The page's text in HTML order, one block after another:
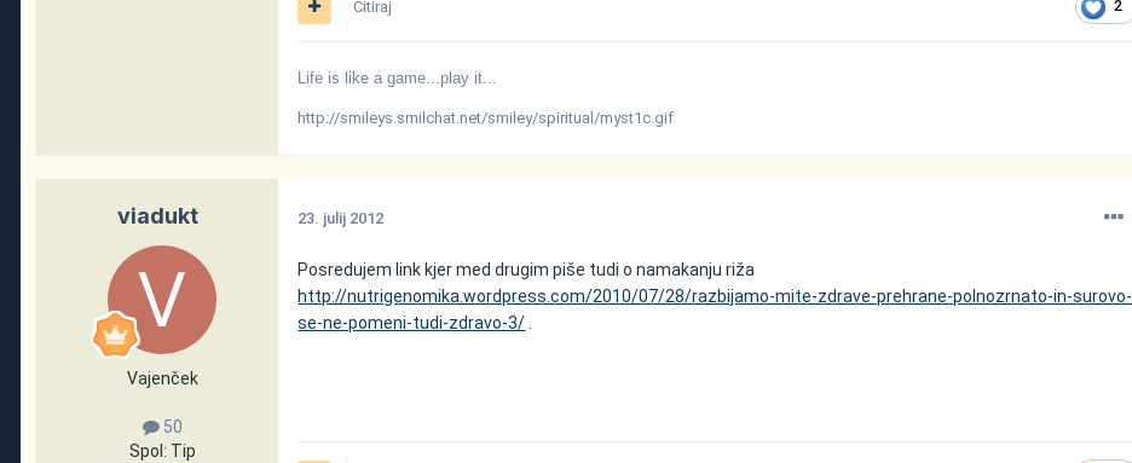
2
Citiraj
Life is like a game...play it...
http://smileys.smilchat.net/smiley/spiritual/myst1c.gif
viadukt
Vajenček
50
Spol: Tip
23. julij 2012
Posredujem link kjer med drugim piše tudi o namakanju riža
http://nutrigenomika.wordpress.com/2010/07/28/razbijamo-mite-zdrave-prehrane-polnozrnato-in-surovo-
se-ne-pomeni-tudi-zdravo-3/